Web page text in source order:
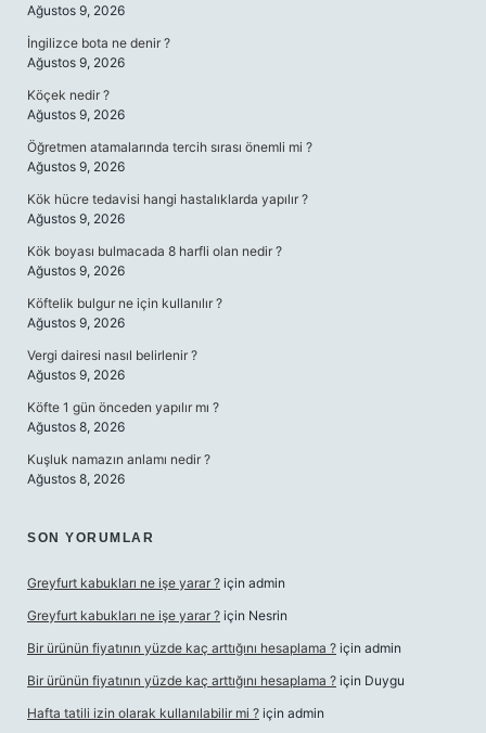
Ağustos 9, 2026
İngilizce bota ne denir ?
Ağustos 9, 2026
Köçek nedir ?
Ağustos 9, 2026
Öğretmen atamalarında tercih sırası önemli mi ?
Ağustos 9, 2026
Kök hücre tedavisi hangi hastalıklarda yapılır ?
Ağustos 9, 2026
Kök boyası bulmacada 8 harfli olan nedir ?
Ağustos 9, 2026
Köftelik bulgur ne için kullanılır ?
Ağustos 9, 2026
Vergi dairesi nasıl belirlenir ?
Ağustos 9, 2026
Köfte 1 gün önceden yapılır mı ?
Ağustos 8, 2026
Kuşluk namazın anlamı nedir ?
Ağustos 8, 2026
SON YORUMLAR
Greyfurt kabukları ne işe yarar ? için admin
Greyfurt kabukları ne işe yarar ? için Nesrin
Bir ürünün fiyatının yüzde kaç arttığını hesaplama ? için admin
Bir ürünün fiyatının yüzde kaç arttığını hesaplama ? için Duygu
Hafta tatili izin olarak kullanılabilir mi ? için admin